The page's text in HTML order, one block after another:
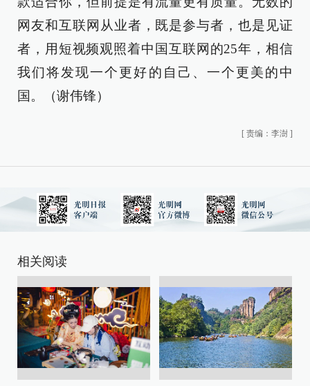
网友和互联网从业者，既是参与者，也是见证
者，用短视频观照着中国互联网的25年，相信
我们将发现一个更好的自己、一个更美的中
国。（谢伟锋）
[ 责编：李澍 ]
相关阅读